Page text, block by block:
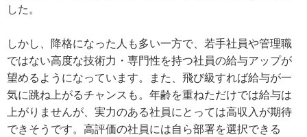
した。
しかし、降格になった人も多い一方で、若手社員や管理職
ではない高度な技術力・専門性を持つ社員の給与アップが
望めるようになっています。また、飛び級すれば給与が一
気に跳ね上がるチャンスも。年齢を重ねただけでは給与は
上がりませんが、実力のある社員にとっては高収入が期待
できそうです。高評価の社員には自ら部署を選択できる